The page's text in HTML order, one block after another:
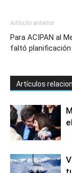
Artículo anterior
Para ACIPAN al
faltó planificación
Artículos